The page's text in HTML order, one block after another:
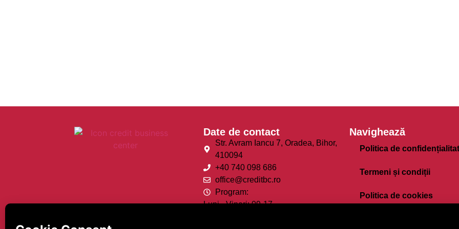
Date de contact
Str. Avram Iancu 7, Oradea, Bihor,
410094
+40 740 098 686
office@creditbc.ro
Program:
Luni - Vineri: 09-17
Navighează
Politica de
Termeni și condiții
Politica de cookies